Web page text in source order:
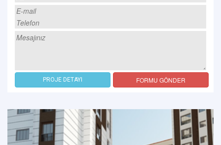
PROJE DETAYI FORMU GÖNDER